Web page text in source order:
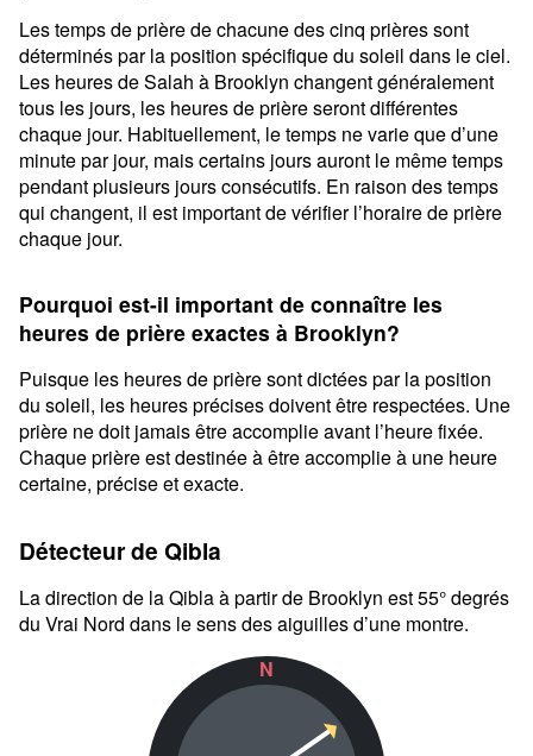
Les temps de prière de chacune des cinq prières sont
déterminés par la position spécifique du soleil dans le ciel.
Les heures de Salah à Brooklyn changent généralement
tous les jours, les heures de prière seront différentes
chaque jour. Habituellement, le temps ne varie que d’une
minute par jour, mais certains jours auront le même temps
pendant plusieurs jours consécutifs. En raison des temps
qui changent, il est important de vérifier l’horaire de prière
chaque jour.
Pourquoi est-il important de connaître les
heures de prière exactes à Brooklyn?
Puisque les heures de prière sont dictées par la position
du soleil, les heures précises doivent être respectées. Une
prière ne doit jamais être accomplie avant l’heure fixée.
Chaque prière est destinée à être accomplie à une heure
certaine, précise et exacte.
Détecteur de Qibla
La direction de la Qibla à partir de Brooklyn est 55° degrés
du Vrai Nord dans le sens des aiguilles d’une montre.
N